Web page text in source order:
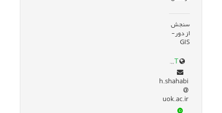
سنجش
از دور-
GIS
www.google.com/url?sa=t&source=web&rct=j&opi=89978449&url=research.uok.ac.ir/~hshahabi/&ved=2ahUKEwjBkqqF46eJAxVPTKQEHdL4GwQQFnoECBkQAQ&usg=AOvVaw2iNCubG7lKncayIU1s-tuT
h.shahabi
uok.ac.ir